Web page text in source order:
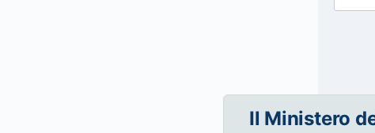
Il Ministero